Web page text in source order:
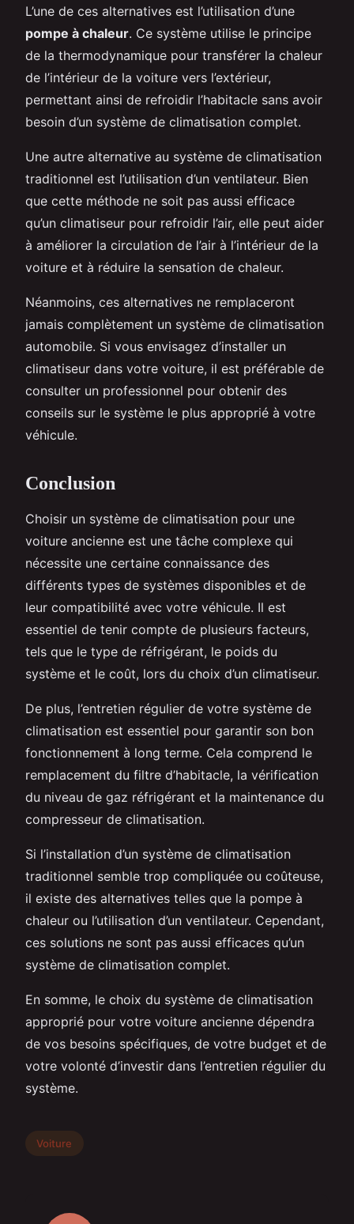
L’une de ces alternatives est l’utilisation d’une
pompe à chaleur. Ce système utilise le principe
de la thermodynamique pour transférer la chaleur
de l’intérieur de la voiture vers l’extérieur,
permettant ainsi de refroidir l’habitacle sans avoir
besoin d’un système de climatisation complet.
Une autre alternative au système de climatisation
traditionnel est l’utilisation d’un ventilateur. Bien
que cette méthode ne soit pas aussi efficace
qu’un climatiseur pour refroidir l’air, elle peut aider
à améliorer la circulation de l’air à l’intérieur de la
voiture et à réduire la sensation de chaleur.
Néanmoins, ces alternatives ne remplaceront
jamais complètement un système de climatisation
automobile. Si vous envisagez d’installer un
climatiseur dans votre voiture, il est préférable de
consulter un professionnel pour obtenir des
conseils sur le système le plus approprié à votre
véhicule.
Conclusion
Choisir un système de climatisation pour une
voiture ancienne est une tâche complexe qui
nécessite une certaine connaissance des
différents types de systèmes disponibles et de
leur compatibilité avec votre véhicule. Il est
essentiel de tenir compte de plusieurs facteurs,
tels que le type de réfrigérant, le poids du
système et le coût, lors du choix d’un climatiseur.
De plus, l’entretien régulier de votre système de
climatisation est essentiel pour garantir son bon
fonctionnement à long terme. Cela comprend le
remplacement du filtre d’habitacle, la vérification
du niveau de gaz réfrigérant et la maintenance du
compresseur de climatisation.
Si l’installation d’un système de climatisation
traditionnel semble trop compliquée ou coûteuse,
il existe des alternatives telles que la pompe à
chaleur ou l’utilisation d’un ventilateur. Cependant,
ces solutions ne sont pas aussi efficaces qu’un
système de climatisation complet.
En somme, le choix du système de climatisation
approprié pour votre voiture ancienne dépendra
de vos besoins spécifiques, de votre budget et de
votre volonté d’investir dans l’entretien régulier du
système.
Voiture